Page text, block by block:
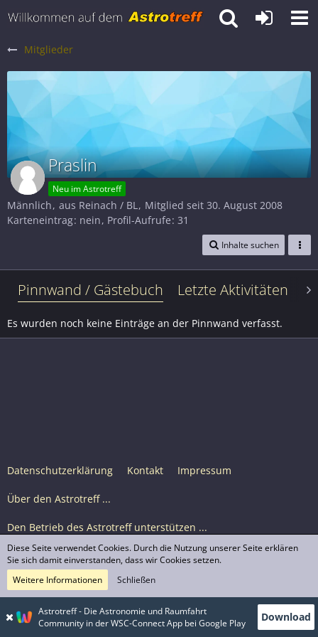
Mitglieder
Praslin
Neu im Astrotreff
Männlich aus Reinach / BL Mitglied seit 30. August 2008
Karteneintrag nein Profil-Aufrufe 31
Inhalte suchen
Pinnwand / Gästebuch Letzte Aktivitäten
Es wurden noch keine Einträge an der Pinnwand verfasst.
Datenschutzerklärung Kontakt Impressum
Über den Astrotreff ...
Den Betrieb des Astrotreff unterstützen ...
Nutzungsbedingungen
© Astrotreff 2001-2026, lizenziert unter CC BY-SA,
sofern für einzelne Inhalte nicht anders angegeben
Astrotreff - Die Astronomie und Raumfahrt
Community in der WSC-Connect App bei Google Play
Download
Diese Seite verwendet Cookies. Durch die Nutzung unserer Seite erklären
Sie sich damit einverstanden, dass wir Cookies setzen.
Weitere Informationen
Schließen